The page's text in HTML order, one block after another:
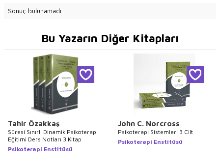
Sonuç bulunamadı.
Bu Yazarın Diğer Kitapları
Tahir Özakkaş
Süresi Sınırlı Dinamik Psikoterapi
Eğitimi Ders Notları 3 Kitap
Psikoterapi Enstitüsü
John C. Norcross
Psikoterapi Sistemleri 3 Cilt
Psikoterapi Enstitüsü